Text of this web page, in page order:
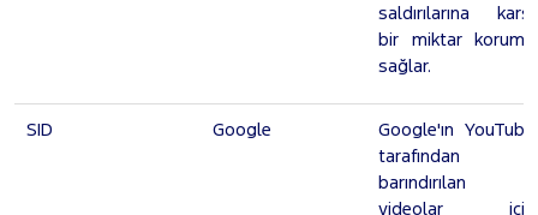
saldırılarına karşı
bir miktar koruma
sağlar.
SID Google
Google'ın YouTube
tarafından
barındırılan
videolar için